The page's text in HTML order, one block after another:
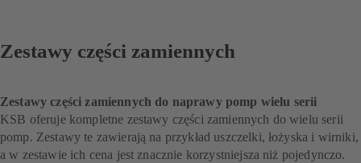
Zestawy części zamiennych
Zestawy części zamiennych do naprawy pomp wielu serii
KSB oferuje kompletne zestawy części zamiennych do wielu serii
pomp. Zestawy te zawierają na przykład uszczelki, łożyska i wirniki,
a w zestawie ich cena jest znacznie korzystniejsza niż pojedynczo.